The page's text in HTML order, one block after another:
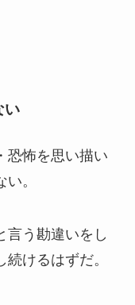
い
恐怖を思い描い
。
言う勘違いをし
けるはずだ。